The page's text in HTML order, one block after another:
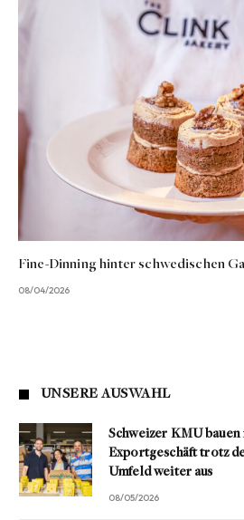
Fine-Dinning hinter schwedischen
08/04/2026
UNSERE AUSWAHL
Schweizer KMU bauen
Exportgeschäft trotz
Umfeld weiter aus
08/05/2026